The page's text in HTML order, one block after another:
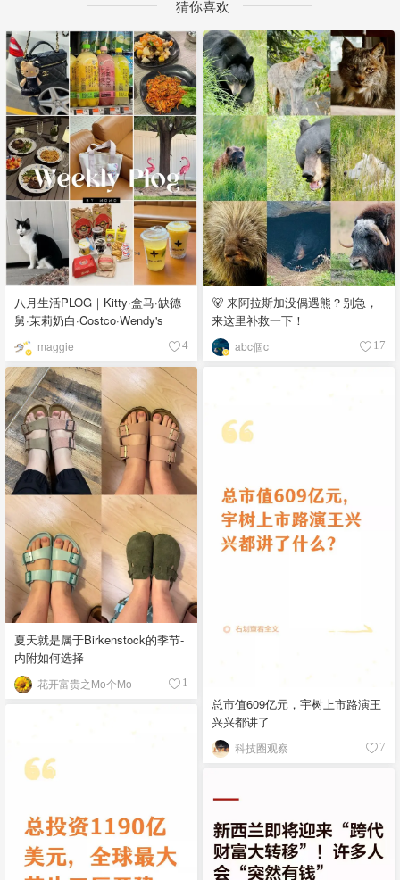
猜你喜欢
八月生活PLOG｜Kitty·盒马·缺德
舅·茉莉奶白·Costco·Wendy's
maggie 4
🐻 来阿拉斯加没偶遇熊？别急，
来这里补救一下！
abc個c 17
夏天就是属于Birkenstock的季节-
内附如何选择
花开富贵之Mo个Mo 1
总市值609亿元，宇树上市路演王
兴兴都讲了
科技圈观察 7